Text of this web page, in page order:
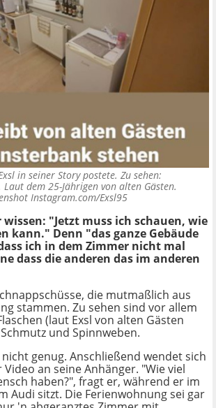
in seiner Story postete. Zu sehen:
dem 25-Jährigen von alten Gästen.
Instagram.com/Exsl95
wissen: "Jetzt muss ich schauen, wie
kann." Denn "das ganze Gebäude
ich in dem Zimmer nicht mal
dass die anderen das im anderen
die mutmaßlich aus
stammen. Zu sehen sind vor allem
(laut Exsl von alten Gästen
und Spinnweben.
genug. Anschließend wendet sich
an seine Anhänger. "Wie viel
haben?", fragt er, während er im
Audi sitzt. Die Ferienwohnung sei gar